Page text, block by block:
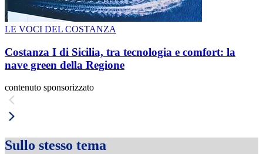
LE VOCI DEL COSTANZA
Costanza I di Sicilia, tra tecnologia e comfort: la
nave green della Regione
contenuto sponsorizzato
Sullo stesso tema